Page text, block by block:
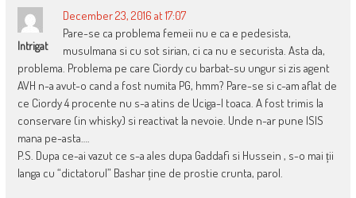
Intrigat
December 23, 2016 at 17:07
Pare-se ca problema femeii nu e ca e pedesista,
musulmana si cu sot sirian, ci ca nu e securista. Asta da,
problema. Problema pe care Ciordy cu barbat-su ungur si zis agent
AVH n-a avut-o cand a fost numita PG, hmm? Pare-se si c-am aflat de
ce Ciordy 4 procente nu s-a atins de Uciga-l toaca. A fost trimis la
conservare (in whisky) si reactivat la nevoie. Unde n-ar pune ISIS
mana pe-asta….
P.S. Dupa ce-ai vazut ce s-a ales dupa Gaddafi si Hussein , s-o mai ții
langa cu “dictatorul” Bashar ține de prostie crunta, parol.